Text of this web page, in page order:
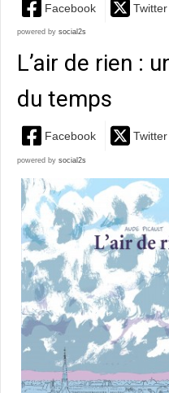
Facebook Twitter
powered by social2s
L’air de rien :
du temps
Facebook Twitter
powered by social2s